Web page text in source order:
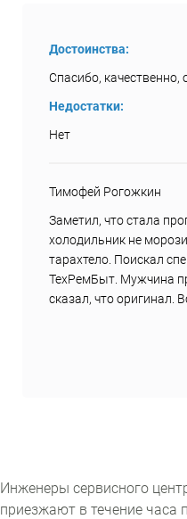
Достоинства:
Спасибо, качественно,
Недостатки:
Нет
Тимофей Рогожкин
Заметил, что стала
холодильник не
тарахтело. Поискал
ТехРемБыт. Мужчина
сказал, что оригинал.
Инженеры сервисного
приезжают в течение часа